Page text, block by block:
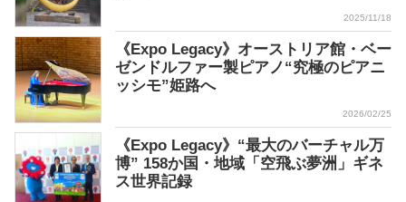
2025/11/18
《Expo Legacy》オーストリア館・ベー
ゼンドルファー製ピアノ“究極のピアニ
ッシモ”姫路へ
2026/02/25
《Expo Legacy》“最大のバーチャル万
博” 158か国・地域「空飛ぶ夢洲」ギネ
ス世界記録